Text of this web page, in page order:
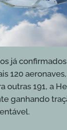
já confirmados
120
outras 191, a
ganhando